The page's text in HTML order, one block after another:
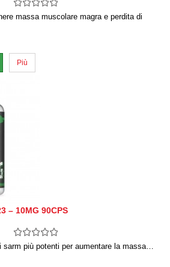
massa muscolare magra e perdita di
Più
– 10MG 90CPS
più potenti per aumentare la massa…